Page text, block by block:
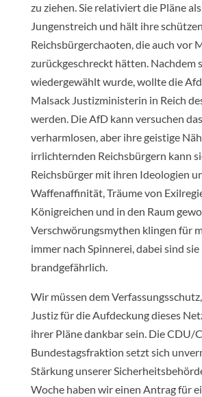
zu ziehen. Sie relativiert die Pläne
Jungenstreich und hält ihre
Reichsbürgerchaoten, die auch vor
zurückgeschreckt hätten. Nachdem
wiedergewählt wurde, wollte die
Malsack Justizministerin in Reich
werden. Die AfD kann versuchen
verharmlosen, aber ihre geistige
irrlichternden Reichsbürgern kann
Reichsbürger mit ihren Ideologien
Waffenaffinität, Träume von
Königreichen und in den Raum
Verschwörungsmythen klingen für
immer nach Spinnerei, dabei sind sie
brandgefährlich.
Wir müssen dem
Justiz für die Aufdeckung dieses
ihrer Pläne dankbar sein. Die CDU/
Bundestagsfraktion setzt sich
Stärkung unserer
Woche haben wir einen Antrag für